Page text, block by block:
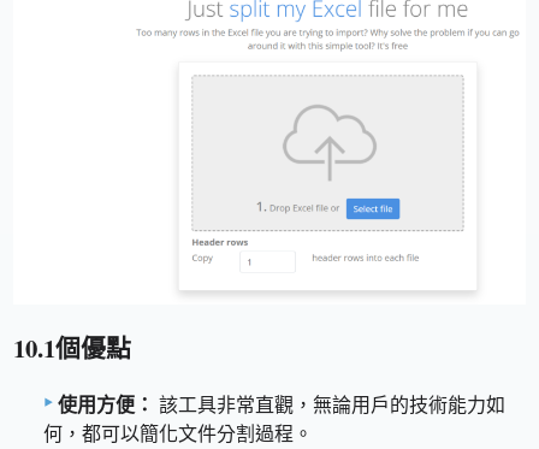
10.1個優點
使用方便： 該工具非常直觀，無論用戶的技術能力如
何，都可以簡化文件分割過程。